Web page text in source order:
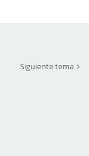
Siguiente tema